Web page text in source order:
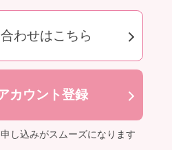
わせはこちら
カウント登録
し込みがスムーズになります